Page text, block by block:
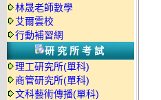
林晟老師數學
艾爾雲校
行動補習網
研究所考試
理工研究所(單科)
商管研究所(單科)
文科藝術傳播(單科)